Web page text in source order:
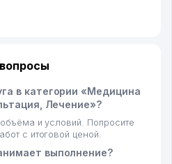
в категории «Медицина
Лечение»?
и условий. Попросите
с итоговой ценой.
выполнение?